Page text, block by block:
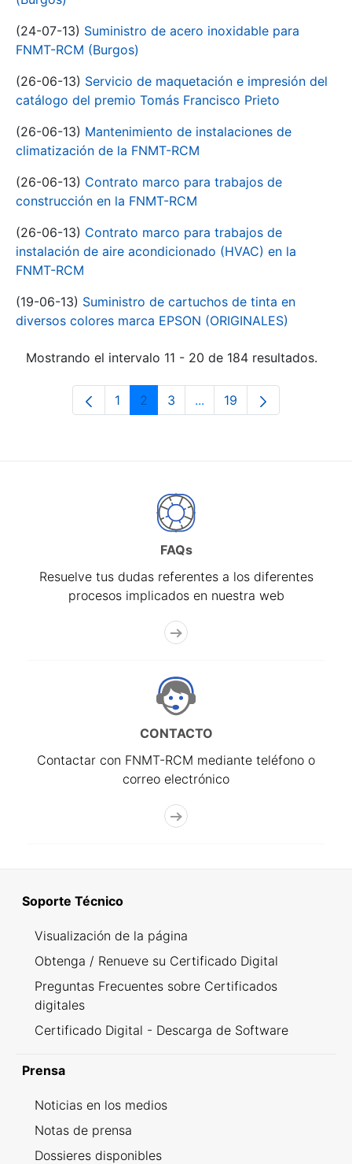
(24-07-13) Suministro de acero inoxidable para
FNMT-RCM (Burgos)
(26-06-13) Servicio de maquetación e impresión del
catálogo del premio Tomás Francisco Prieto
(26-06-13) Mantenimiento de instalaciones de
climatización de la FNMT-RCM
(26-06-13) Contrato marco para trabajos de
construcción en la FNMT-RCM
(26-06-13) Contrato marco para trabajos de
instalación de aire acondicionado (HVAC) en la
FNMT-RCM
(19-06-13) Suministro de cartuchos de tinta en
diversos colores marca EPSON (ORIGINALES)
Mostrando el intervalo 11 - 20 de 184 resultados.
Página
1 Página
2 Página
3 ...Páginas intermedias Use
Página
19
FAQs
Resuelve tus dudas referentes a los diferentes
procesos implicados en nuestra web
CONTACTO
Contactar con FNMT-RCM mediante teléfono o
correo electrónico
Soporte Técnico
Visualización de la página
Obtenga / Renueve su Certificado Digital
Preguntas Frecuentes sobre Certificados
digitales
Certificado Digital - Descarga de Software
Prensa
Noticias en los medios
Notas de prensa
Dossieres disponibles